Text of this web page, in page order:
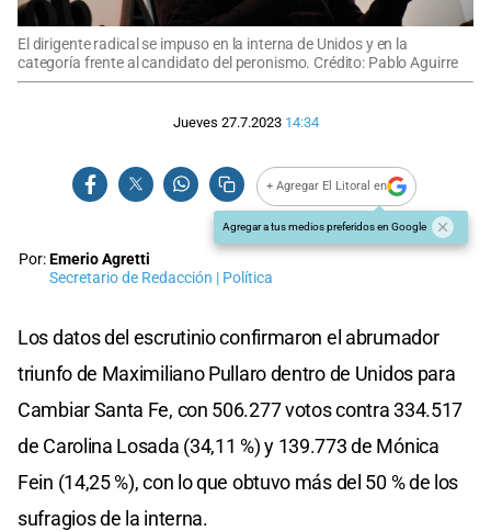
El dirigente radical se impuso en la interna de Unidos y en la
categoría frente al candidato del peronismo. Crédito: Pablo Aguirre
Jueves 27.7.2023 14:34
+ Agregar El Litoral en
Agregar a tus medios preferidos en Google
Por:Emerio Agretti
Secretario de Redacción | Política
Los datos del escrutinio confirmaron el abrumador
triunfo de Maximiliano Pullaro dentro de Unidos para
Cambiar Santa Fe, con 506.277 votos contra 334.517
de Carolina Losada (34,11 %) y 139.773 de Mónica
Fein (14,25 %), con lo que obtuvo más del 50 % de los
sufragios de la interna.